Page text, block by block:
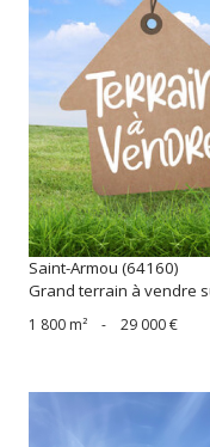
Saint-Armou (64160)
Grand terrain à vendre
1 800 m² - 29 000 €